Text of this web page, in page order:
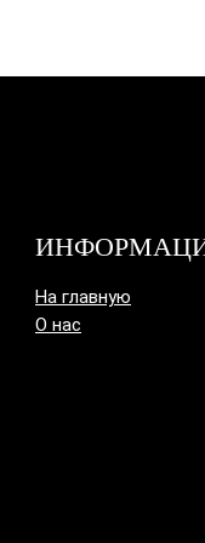
На главную
О нас